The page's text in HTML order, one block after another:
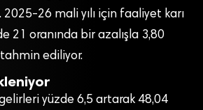
26 mali yılı için faaliyet karı
21 oranında bir azalışla 3,80
ediliyor.
yüzde 6,5 artarak 48,04